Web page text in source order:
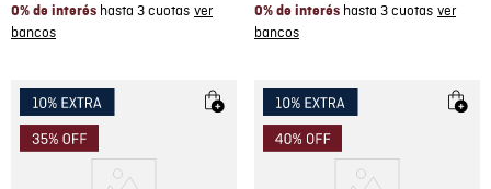
0% de interés hasta 3 cuotas
0% de interés hasta 3 cuotas